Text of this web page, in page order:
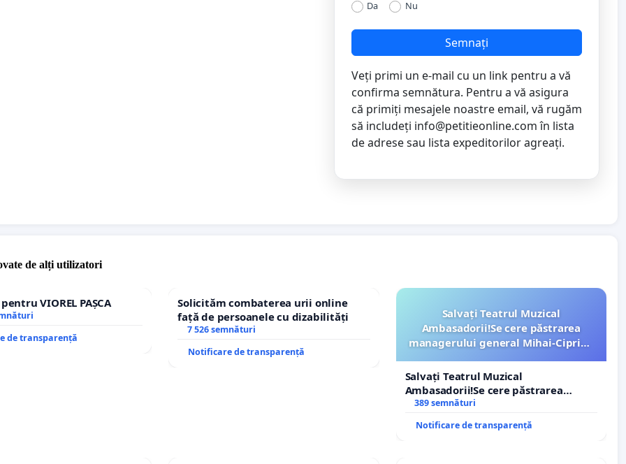
Da Nu
Semnați
Veți primi un e-mail cu un link pentru a vă
confirma semnătura. Pentru a vă asigura
că primiți mesajele noastre email, vă rugăm
să includeți info@petitieonline.comîn lista
de adrese sau lista expeditorilor agreați.
de alți utilizatori
VIOREL PAȘCA
de transparență
Solicităm combaterea urii online
față de persoanele cu dizabilități
7 526 semnături
Notificare de transparență
Salvați Teatrul Muzical
Ambasadorii!Se cere păstrarea
managerului general Mihai-Ciprian
Salvați Teatrul Muzical
Ambasadorii!Se cere păstrarea
managerului general Mihai-Ciprian
389 semnături
Notificare de transparență